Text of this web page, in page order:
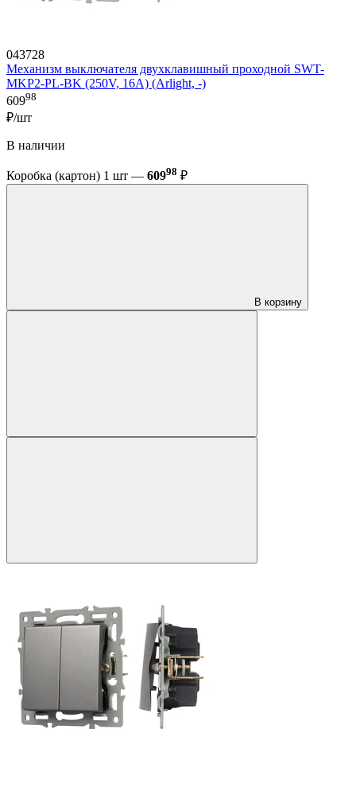
043728
Механизм выключателя двухклавишный проходной SWT-
MKP2-PL-BK (250V, 16A) (Arlight, -)
60998
₽/шт
В наличии
Коробка (картон) 1 шт — 60998 ₽
В корзину